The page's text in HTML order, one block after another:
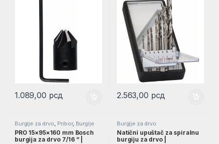
1.089,00 рсд 2.563,00 рсд
Burgije za drvo, Pribor, Burgije
PRO 15×95×160 mm Bosch
burgija za drvo 7/16 ” |
Burgije za drvo
Natični upuštač za spiralnu
burgiju za drvo |